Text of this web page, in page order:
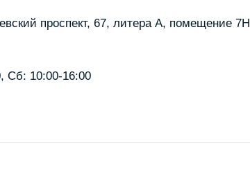
проспект, 67, литера А, помещение 7Н
Сб: 10:00-16:00